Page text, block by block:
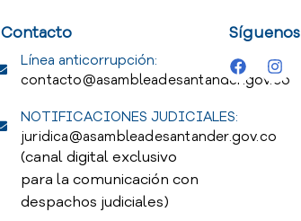
Contacto
Línea anticorrupción:
contacto@asambleadesantander.gov.co
NOTIFICACIONES JUDICIALES:
juridica@asambleadesantander.gov.co
(canal digital exclusivo
para la comunicación con
despachos judiciales)
Síguenos